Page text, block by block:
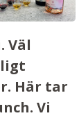
Väl
Här tar
Vi